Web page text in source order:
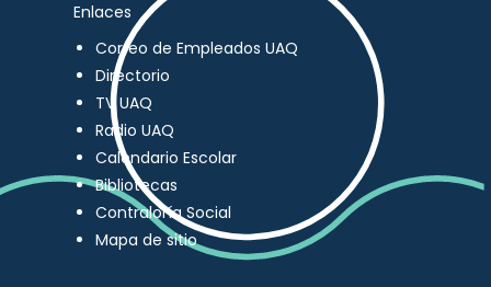
Enlaces
Correo de Empleados UAQ
Directorio
TV UAQ
Radio UAQ
Calendario Escolar
Bibliotecas
Contraloría Social
Mapa de sitio